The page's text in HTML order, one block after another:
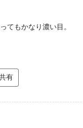
てもかなり濃い目。
有